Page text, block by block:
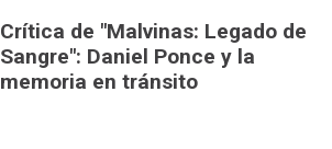
Crítica de "Malvinas: Legado de
Sangre": Daniel Ponce y la
memoria en tránsito